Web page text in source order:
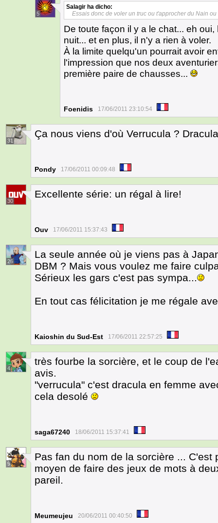
5
Salagir ha dicho:
Essais donc de voler un truc ou t'approcher du Nain
De toute façon il y a le chat... eh
nuit... et en plus, il n'y a rien à voler.
À la limite quelqu'un pourrait avoir
l'impression que nos deux
première paire de chausses...
Foenidis 17/06/2011 23:10:54
31
Ça nous viens d'où Verrucula ?
Pondy 17/06/2011 00:09:48
30
Excellente série: un régal à lire!
Ouv 17/06/2011 15:37:43
26
La seule année où je viens pas à
DBM ? Mais vous voulez me faire
Sérieux les gars c'est pas sympa...
En tout cas félicitation je me régale
Kaioshin du Sud-Est 17/06/2011 22:57:25
4
très fourbe la sorcière, et le coup de
avis.
"verrucula" c'est dracula en femme
cela desolé
saga67240 18/06/2011 15:37:41
9
Pas fan du nom de la sorcière ... C'est
moyen de faire des jeux de mots à
pareil.
Meumeujeu 20/06/2011 00:40:50